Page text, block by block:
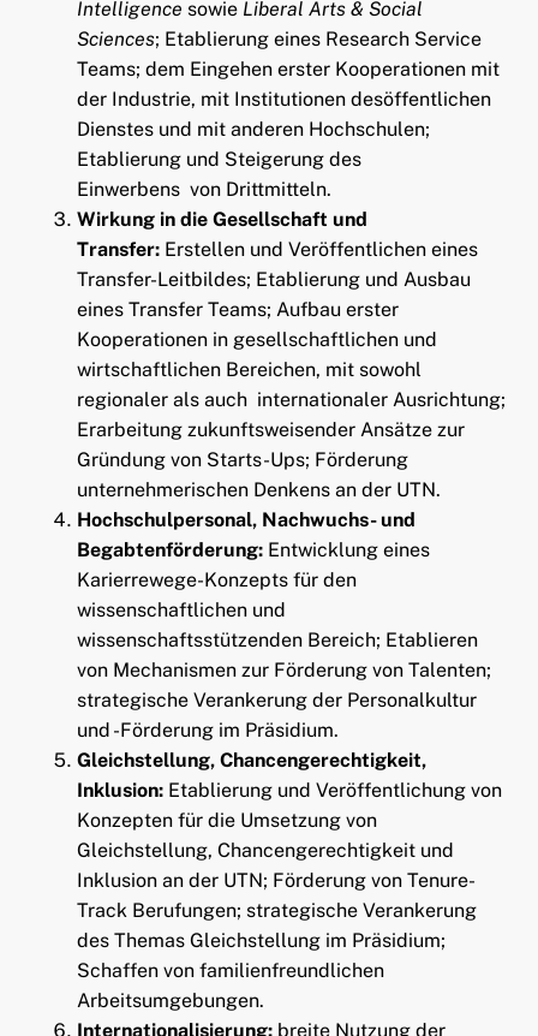
Menü aufklappen
Menü aufklappen
Intelligence sowieLiberal Arts & Social
Sciences; Etablierung eines Research Service
Teams; dem Eingehen erster Kooperationen mit
der Industrie, mit Institutionen desöffentlichen
Dienstes und mit anderen Hochschulen;
Etablierung und Steigerung des
Einwerbens von Drittmitteln.
Wirkung in die Gesellschaft und
Transfer:Erstellen und Veröffentlichen eines
Transfer-Leitbildes; Etablierung und Ausbau
eines Transfer Teams; Aufbau erster
Kooperationen in gesellschaftlichen und
wirtschaftlichen Bereichen, mit sowohl
regionaler als auch internationaler Ausrichtung;
Erarbeitung zukunftsweisender Ansätze zur
Gründung von Starts-Ups; Förderung
unternehmerischen Denkens an der UTN.
Hochschulpersonal, Nachwuchs- und
Begabtenförderung: Entwicklung eines
Karierrewege-Konzepts für den
wissenschaftlichen und
wissenschaftsstützenden Bereich; Etablieren
von Mechanismen zur Förderung von Talenten;
strategische Verankerung der Personalkultur
und -Förderung im Präsidium.
Gleichstellung, Chancengerechtigkeit,
Inklusion:Etablierung und Veröffentlichung von
Konzepten für die Umsetzung von
Gleichstellung, Chancengerechtigkeit und
Inklusion an der UTN; Förderung von Tenure-
Track Berufungen; strategische Verankerung
des Themas Gleichstellung im Präsidium;
Schaffen von familienfreundlichen
Arbeitsumgebungen.
Internationalisierung:breite Nutzung der